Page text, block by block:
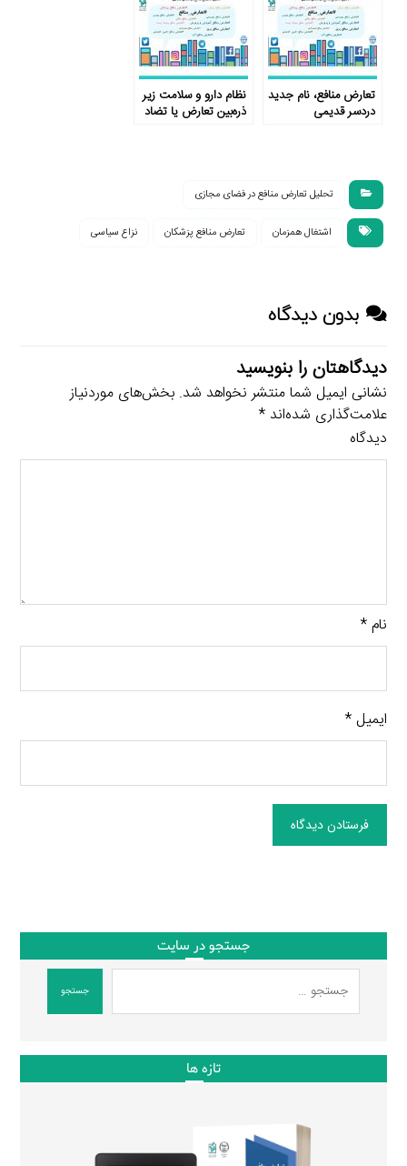
تعارض منافع، نام جدید
دردسر قدیمی
نظام دارو و سلامت زیر
ذره‌بین تعارض یا تضاد
تحلیل تعارض منافع در فضای مجازی
اشتغال همزمان تعارض منافع پزشکان نزاع سیاسی
بدون دیدگاه
دیدگاهتان را بنویسید
نشانی ایمیل شما منتشر نخواهد شد. بخش‌های موردنیاز
علامت‌گذاری شده‌اند*
دیدگاه
نام*
ایمیل*
فرستادن دیدگاه
جستجو در سایت
جستجو
تازه ها